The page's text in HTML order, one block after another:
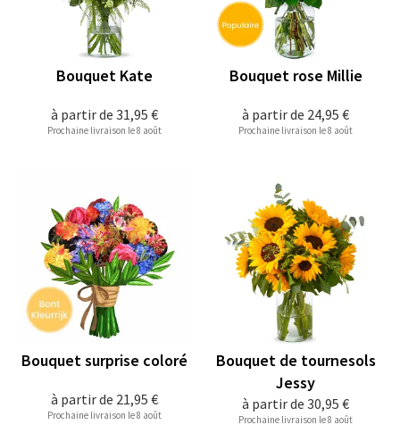
à partir de 31,95 €
Bouquet Kate
Prochaine livraison le 8 août
à partir de 24,95 €
Bouquet rose Millie
Prochaine livraison le 8 août
à partir de 21,95 €
Bouquet surprise coloré
Prochaine livraison le 8 août
à partir de 30,95 €
Bouquet de tournesols
Jessy
Prochaine livraison le 8 août